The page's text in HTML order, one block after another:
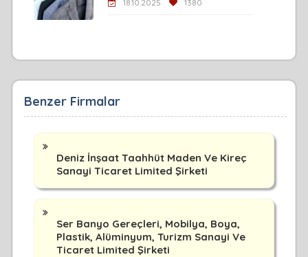
18.10.2025 1380
Benzer Firmalar
Deniz İnşaat Taahhüt Maden Ve Kireç
Sanayi Ticaret Limited Şirketi
Ser Banyo Gereçleri, Mobilya, Boya,
Plastik, Alüminyum, Turizm Sanayi Ve
Ticaret Limited Şirketi